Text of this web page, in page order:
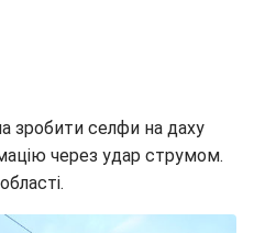
зробити селфи на даху
через удар струмом.